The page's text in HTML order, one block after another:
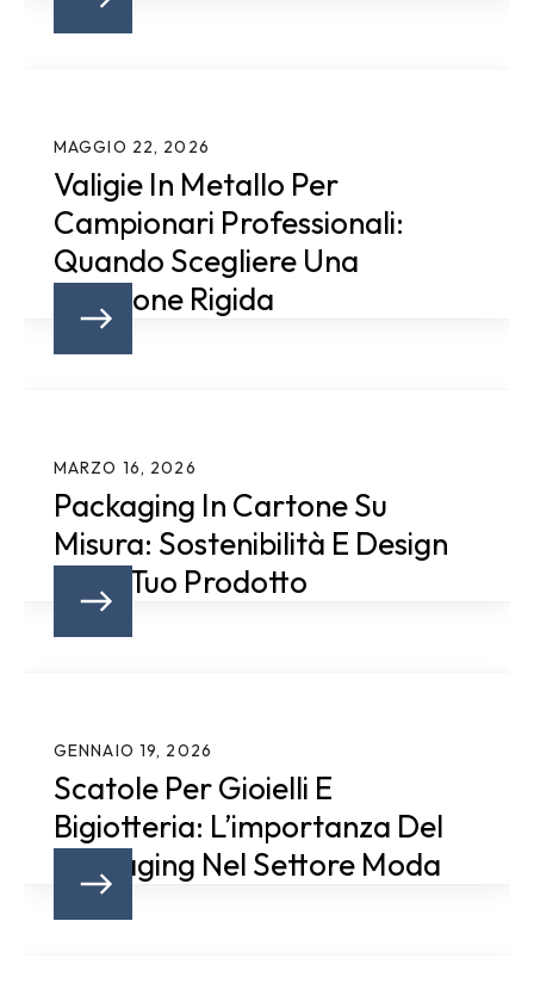
MAGGIO 22, 2026
Valigie In Metallo Per
Campionari Professionali:
Quando Scegliere Una
Soluzione Rigida
MARZO 16, 2026
Packaging In Cartone Su
Misura: Sostenibilità E Design
Per Il Tuo Prodotto
GENNAIO 19, 2026
Scatole Per Gioielli E
Bigiotteria: L’importanza Del
Packaging Nel Settore Moda